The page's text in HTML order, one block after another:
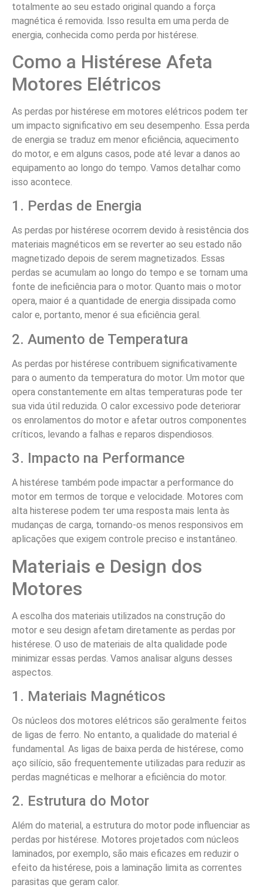
totalmente ao seu estado original quando a força
magnética é removida. Isso resulta em uma perda de
energia, conhecida como perda por histérese.
Como a Histérese Afeta
Motores Elétricos
As perdas por histérese em motores elétricos podem ter
um impacto significativo em seu desempenho. Essa perda
de energia se traduz em menor eficiência, aquecimento
do motor, e em alguns casos, pode até levar a danos ao
equipamento ao longo do tempo. Vamos detalhar como
isso acontece.
1. Perdas de Energia
As perdas por histérese ocorrem devido à resistência dos
materiais magnéticos em se reverter ao seu estado não
magnetizado depois de serem magnetizados. Essas
perdas se acumulam ao longo do tempo e se tornam uma
fonte de ineficiência para o motor. Quanto mais o motor
opera, maior é a quantidade de energia dissipada como
calor e, portanto, menor é sua eficiência geral.
2. Aumento de Temperatura
As perdas por histérese contribuem significativamente
para o aumento da temperatura do motor. Um motor que
opera constantemente em altas temperaturas pode ter
sua vida útil reduzida. O calor excessivo pode deteriorar
os enrolamentos do motor e afetar outros componentes
críticos, levando a falhas e reparos dispendiosos.
3. Impacto na Performance
A histérese também pode impactar a performance do
motor em termos de torque e velocidade. Motores com
alta histerese podem ter uma resposta mais lenta às
mudanças de carga, tornando-os menos responsivos em
aplicações que exigem controle preciso e instantâneo.
Materiais e Design dos
Motores
A escolha dos materiais utilizados na construção do
motor e seu design afetam diretamente as perdas por
histérese. O uso de materiais de alta qualidade pode
minimizar essas perdas. Vamos analisar alguns desses
aspectos.
1. Materiais Magnéticos
Os núcleos dos motores elétricos são geralmente feitos
de ligas de ferro. No entanto, a qualidade do material é
fundamental. As ligas de baixa perda de histérese, como
aço silício, são frequentemente utilizadas para reduzir as
perdas magnéticas e melhorar a eficiência do motor.
2. Estrutura do Motor
Além do material, a estrutura do motor pode influenciar as
perdas por histérese. Motores projetados com núcleos
laminados, por exemplo, são mais eficazes em reduzir o
efeito da histérese, pois a laminação limita as correntes
parasitas que geram calor.